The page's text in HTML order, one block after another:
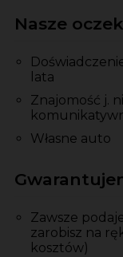
Nasze
lata
Znajomość j.
Własne auto
Zawsze
zarobisz na
kosztów)